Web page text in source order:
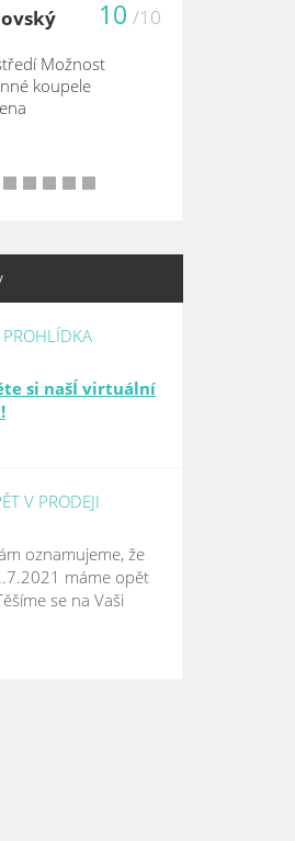
10 /10
Možnost
koupele
• • • • •
si našÍ virtuální
V PRODEJI
oznamujeme, že
máme opět
se na Vaši